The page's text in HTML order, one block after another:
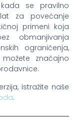
se pravilno
za povećanje
primeni koja
obmanjivanja
ograničenja,
možete značajno
istražite naše
.